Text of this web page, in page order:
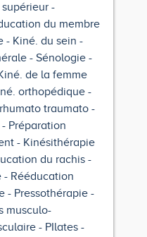
du membre
Kiné. du sein
Sénologie
de la femme
orthopédique
traumato
Préparation
Kinésithérapie
du rachis
Rééducation
Pressothérapie
musculo-
PIlates